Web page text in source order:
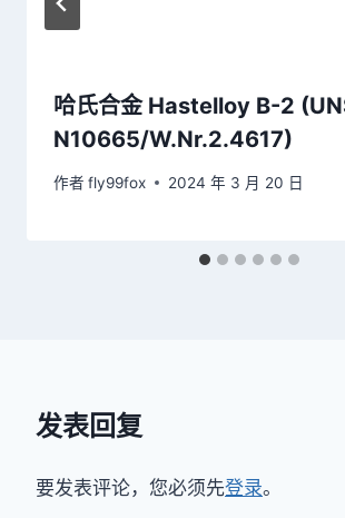
哈氏合金 Hastelloy B-2
N10665/W.Nr.2.4617)
作者 fly99fox 2024 年 3 月 20 日
发表回复
要发表评论，您必须先登录。